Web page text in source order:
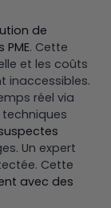
de
. Cette
et les coûts
inaccessibles.
réel via
Un expert
Cette
avec des